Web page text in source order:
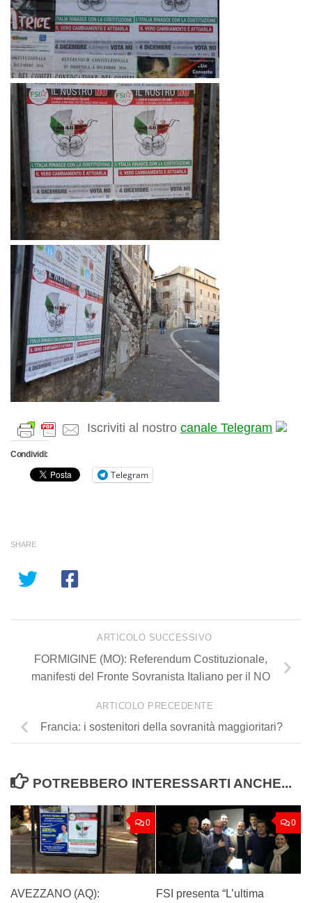
Iscriviti al nostro canale Telegram
Condividi:
Telegram
SHARE
ARTICOLO SUCCESSIVO
FORMIGINE (MO): Referendum Costituzionale,
manifesti del Fronte Sovranista Italiano per il NO
ARTICOLO PRECEDENTE
Francia: i sostenitori della sovranità maggioritari?
POTREBBERO INTERESSARTI ANCHE...
0
AVEZZANO (AQ):
0
FSI presenta “L’ultima